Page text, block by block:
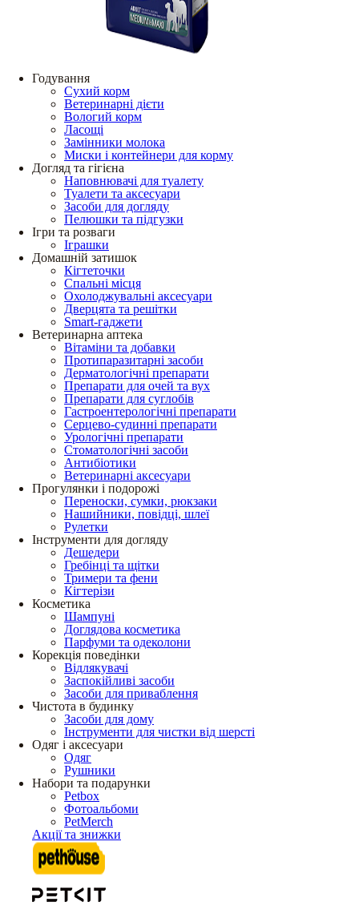
Годування
Сухий корм
Ветеринарні дієти
Вологий корм
Ласощі
Замінники молока
Миски і контейнери для корму
Догляд та гігієна
Наповнювачі для туалету
Туалети та аксесуари
Засоби для догляду
Пелюшки та підгузки
Ігри та розваги
Іграшки
Домашній затишок
Кігтеточки
Спальні місця
Охолоджувальні аксесуари
Дверцята та решітки
Smart-гаджети
Ветеринарна аптека
Вітаміни та добавки
Протипаразитарні засоби
Дерматологічні препарати
Препарати для очей та вух
Препарати для суглобів
Гастроентерологічні препарати
Серцево-судинні препарати
Урологічні препарати
Стоматологічні засоби
Антибіотики
Ветеринарні аксесуари
Прогулянки і подорожі
Переноски, сумки, рюкзаки
Нашийники, повідці, шлеї
Рулетки
Інструменти для догляду
Дешедери
Гребінці та щітки
Тримери та фени
Кігтерізи
Косметика
Шампуні
Доглядова косметика
Парфуми та одеколони
Корекція поведінки
Відлякувачі
Заспокійливі засоби
Засоби для приваблення
Чистота в будинку
Засоби для дому
Інструменти для чистки від шерсті
Одяг і аксесуари
Одяг
Рушники
Набори та подарунки
Petbox
Фотоальбоми
PetMerch
Акції та знижки